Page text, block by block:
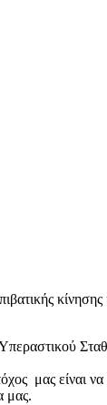
Υπεραστικού
μας είναι
μας.